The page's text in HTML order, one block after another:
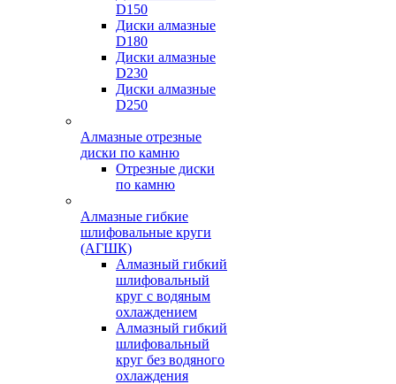
D150
Диски алмазные
D180
Диски алмазные
D230
Диски алмазные
D250
Алмазные отрезные
диски по камню
Отрезные диски
по камню
Алмазные гибкие
шлифовальные круги
(АГШК)
Алмазный гибкий
шлифовальный
круг с водяным
охлаждением
Алмазный гибкий
шлифовальный
круг без водяного
охлаждения